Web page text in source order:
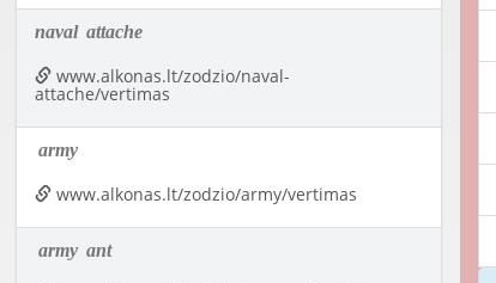
naval attache
www.alkonas.lt/zodzio/naval-
attache/vertimas
army
www.alkonas.lt/zodzio/army/vertimas
army ant